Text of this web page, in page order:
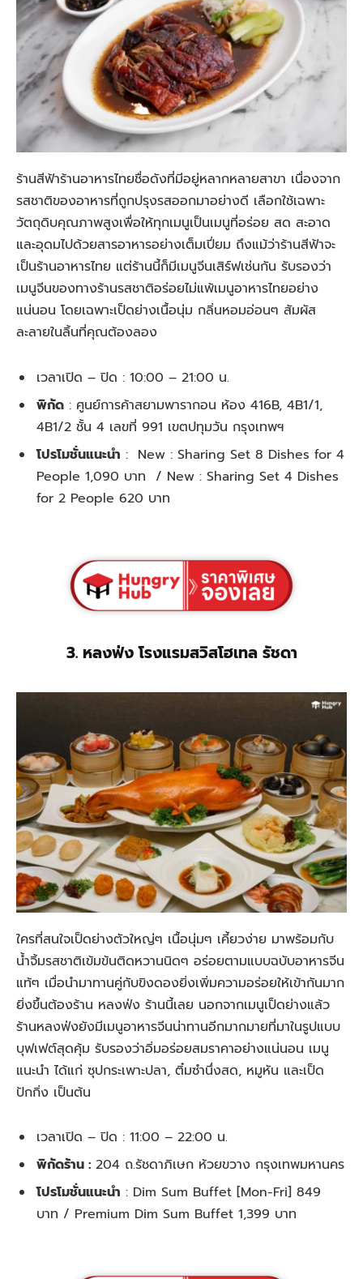
ร้านสีฟ้าร้านอาหารไทยชื่อดังที่มีอยู่หลากหลายสาขา เนื่องจาก
รสชาติของอาหารที่ถูกปรุงรสออกมาอย่างดี เลือกใช้เฉพาะ
วัตถุดิบคุณภาพสูงเพื่อให้ทุกเมนูเป็นเมนูที่อร่อย สด สะอาด
และอุดมไปด้วยสารอาหารอย่างเต็มเปี่ยม ถึงแม้ว่าร้านสีฟ้าจะ
เป็นร้านอาหารไทย แต่ร้านนี้ก็มีเมนูจีนเสิร์ฟเช่นกัน รับรองว่า
เมนูจีนของทางร้านรสชาติอร่อยไม่แพ้เมนูอาหารไทยอย่าง
แน่นอน โดยเฉพาะเป็ดย่างเนื้อนุ่ม กลิ่นหอมอ่อนๆ สัมผัส
ละลายในลิ้นที่คุณต้องลอง
เวลาเปิด – ปิด : 10:00 – 21:00 น.
พิกัด : ศูนย์การค้าสยามพารากอน ห้อง 416B, 4B1/1,
4B1/2 ชั้น 4 เลขที่ 991 เขตปทุมวัน กรุงเทพฯ
โปรโมชั่นแนะนำ : New : Sharing Set 8 Dishes for 4
People 1,090 บาท / New : Sharing Set 4 Dishes
for 2 People 620 บาท
3. หลงฟ่ง โรงแรมสวิสโฮเทล รัชดา
ใครที่สนใจเป็ดย่างตัวใหญ่ๆ เนื้อนุ่มๆ เคี้ยวง่าย มาพร้อมกับ
น้ำจิ้มรสชาติเข้มข้นติดหวานนิดๆ อร่อยตามแบบฉบับอาหารจีน
แท้ๆ เมื่อนำมาทานคู่กับขิงดองยิ่งเพิ่มความอร่อยให้เข้ากันมาก
ยิ่งขึ้นต้องร้าน หลงฟ่ง ร้านนี้เลย นอกจากเมนูเป็ดย่างแล้ว
ร้านหลงฟ่งยังมีเมนูอาหารจีนน่าทานอีกมากมายที่มาในรูปแบบ
บุฟเฟต์สุดคุ้ม รับรองว่าอิ่มอร่อยสมราคาอย่างแน่นอน เมนู
แนะนำ ได้แก่ ซุปกระเพาะปลา, ติ๋มซำนึ่งสด, หมูหัน และเป็ด
ปักกิ่ง เป็นต้น
เวลาเปิด – ปิด : 11:00 – 22:00 น.
พิกัดร้าน : 204 ถ.รัชดาภิเษก ห้วยขวาง กรุงเทพมหานคร
โปรโมชั่นแนะนำ : Dim Sum Buffet [Mon-Fri] 849
บาท / Premium Dim Sum Buffet 1,399 บาท